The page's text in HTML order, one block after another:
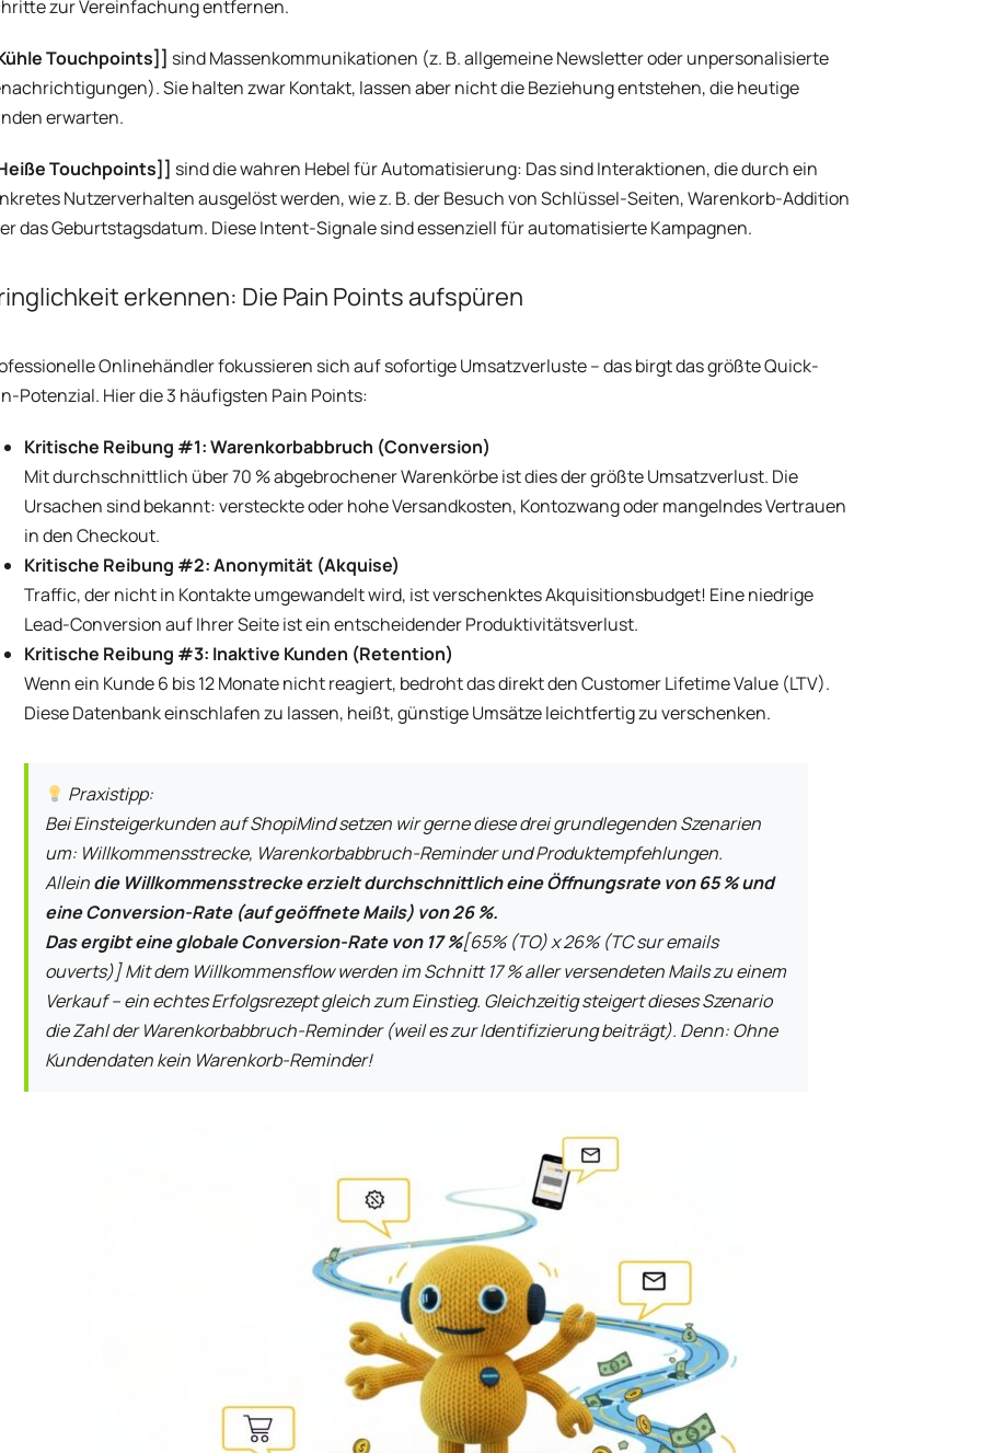
zur Vereinfachung entfernen.
Touchpoints]] sind Massenkommunikationen (z. B. allgemeine Newsletter oder unpersonalisierte
Sie halten zwar Kontakt, lassen aber nicht die Beziehung entstehen, die heutige
erwarten.
Touchpoints]] sind die wahren Hebel für Automatisierung: Das sind Interaktionen, die durch ein
Nutzerverhalten ausgelöst werden, wie z. B. der Besuch von Schlüssel-Seiten, Warenkorb-Addition
das Geburtstagsdatum. Diese Intent-Signale sind essenziell für automatisierte Kampagnen.
erkennen: Die Pain Points aufspüren
Onlinehändler fokussieren sich auf sofortige Umsatzverluste – das birgt das größte Quick-
Potenzial. Hier die 3 häufigsten Pain Points:
Kritische Reibung #1: Warenkorbabbruch (Conversion)
Mit durchschnittlich über 70 % abgebrochener Warenkörbe ist dies der größte Umsatzverlust. Die
Ursachen sind bekannt: versteckte oder hohe Versandkosten, Kontozwang oder mangelndes Vertrauen
in den Checkout.
Kritische Reibung #2: Anonymität (Akquise)
Traffic, der nicht in Kontakte umgewandelt wird, ist verschenktes Akquisitionsbudget! Eine niedrige
Lead-Conversion auf Ihrer Seite ist ein entscheidender Produktivitätsverlust.
Kritische Reibung #3: Inaktive Kunden (Retention)
Wenn ein Kunde 6 bis 12 Monate nicht reagiert, bedroht das direkt den Customer Lifetime Value (LTV).
Diese Datenbank einschlafen zu lassen, heißt, günstige Umsätze leichtfertig zu verschenken.
Praxistipp:
Bei Einsteigerkunden auf ShopiMind setzen wir gerne diese drei grundlegenden Szenarien
um: Willkommensstrecke, Warenkorbabbruch-Reminder und Produktempfehlungen.
Alleindie Willkommensstrecke erzielt durchschnittlich eine Öffnungsrate von 65 % und
eine Conversion-Rate (auf geöffnete Mails) von 26 %.
Das ergibt eine globale Conversion-Rate von 17 %[65% (TO) x 26% (TC sur emails
ouverts)] Mit dem Willkommensflow werden im Schnitt 17 % aller versendeten Mails zu einem
Verkauf – ein echtes Erfolgsrezept gleich zum Einstieg. Gleichzeitig steigert dieses Szenario
die Zahl der Warenkorbabbruch-Reminder (weil es zur Identifizierung beiträgt). Denn: Ohne
Kundendaten kein Warenkorb-Reminder!